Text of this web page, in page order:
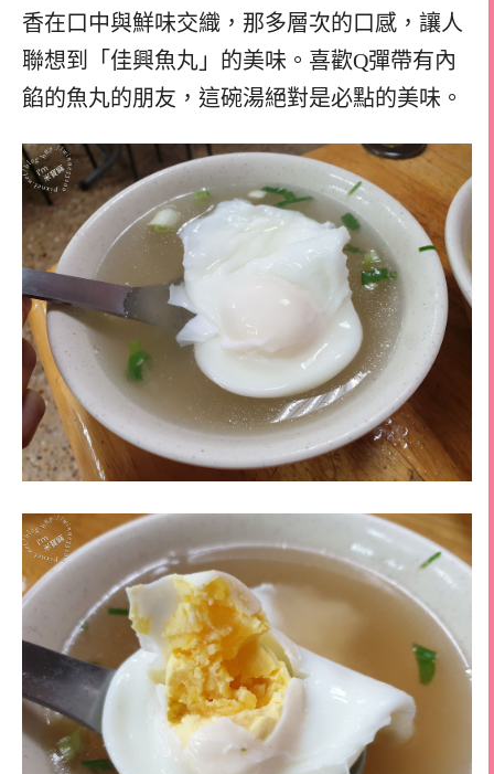
香在口中與鮮味交織，那多層次的口感，讓人
聯想到「佳興魚丸」的美味。喜歡Q彈帶有內
餡的魚丸的朋友，這碗湯絕對是必點的美味。